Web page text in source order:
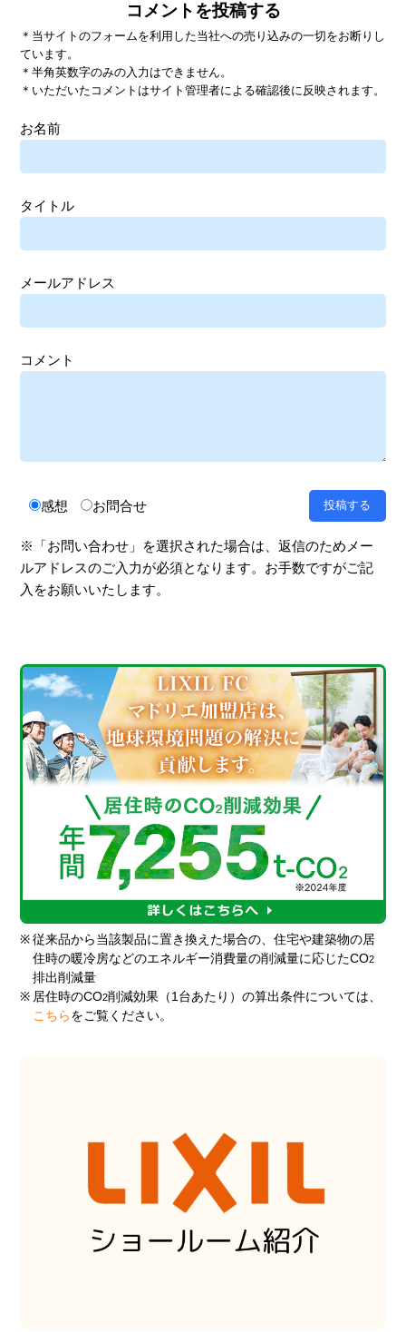
コメントを投稿する
＊当サイトのフォームを利用した当社への売り込みの一切をお断りし
ています。
＊半角英数字のみの入力はできません。
＊いただいたコメントはサイト管理者による確認後に反映されます。
お名前
タイトル
メールアドレス
コメント
感想 お問合せ
※「お問い合わせ」を選択された場合は、返信のためメー
ルアドレスのご入力が必須となります。お手数ですがご記
入をお願いいたします。
※ 従来品から当該製品に置き換えた場合の、住宅や建築物の居
住時の暖冷房などのエネルギー消費量の削減量に応じたCO2
排出削減量
※ 居住時のCO2削減効果（1台あたり）の算出条件については、
こちら をご覧ください。